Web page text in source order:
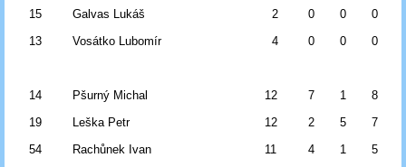
15
Galvas Lukáš 2 0 0 0
13
Vosátko Lubomír 4 0 0 0
14 Pšurný Michal 12 7 1 8
19
Leška Petr 12 2 5 7
54
Rachůnek Ivan 11 4 1 5